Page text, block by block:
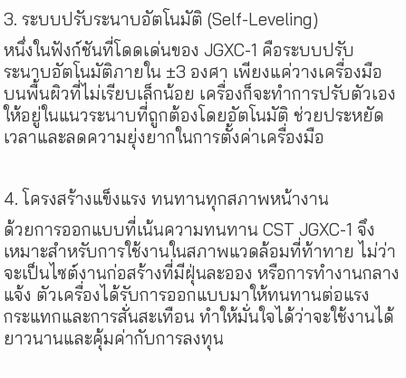
3. ระบบปรับระนาบอัตโนมัติ (Self-Leveling)
หนึ่งในฟังก์ชันที่โดดเด่นของ JGXC-1 คือระบบปรับ
ระนาบอัตโนมัติภายใน ±3 องศา เพียงแค่วางเครื่องมือ
บนพื้นผิวที่ไม่เรียบเล็กน้อย เครื่องก็จะทำการปรับตัวเอง
ให้อยู่ในแนวระนาบที่ถูกต้องโดยอัตโนมัติ ช่วยประหยัด
เวลาและลดความยุ่งยากในการตั้งค่าเครื่องมือ
4. โครงสร้างแข็งแรง ทนทานทุกสภาพหน้างาน
ด้วยการออกแบบที่เน้นความทนทาน CST JGXC-1 จึง
เหมาะสำหรับการใช้งานในสภาพแวดล้อมที่ท้าทาย ไม่ว่า
จะเป็นไซต์งานก่อสร้างที่มีฝุ่นละออง หรือการทำงานกลาง
แจ้ง ตัวเครื่องได้รับการออกแบบมาให้ทนทานต่อแรง
กระแทกและการสั่นสะเทือน ทำให้มั่นใจได้ว่าจะใช้งานได้
ยาวนานและคุ้มค่ากับการลงทุน